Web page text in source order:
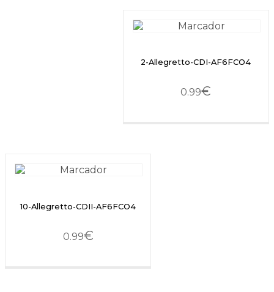
2-Allegretto-CDI-AF6FCO4
0.99€
10-Allegretto-CDII-AF6FCO4
0.99€